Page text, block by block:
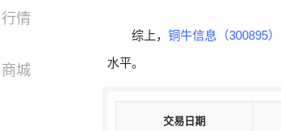
行情
商城
综上， 铜牛信息（300895）
水平。
交易日期
交易日期